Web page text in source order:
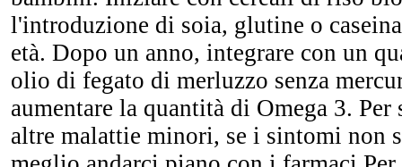
l'introduzione di soia, glutine o
età. Dopo un anno, integrare con un
olio di fegato di merluzzo senza
aumentare la quantità di Omega 3. Per
altre malattie minori, se i sintomi non